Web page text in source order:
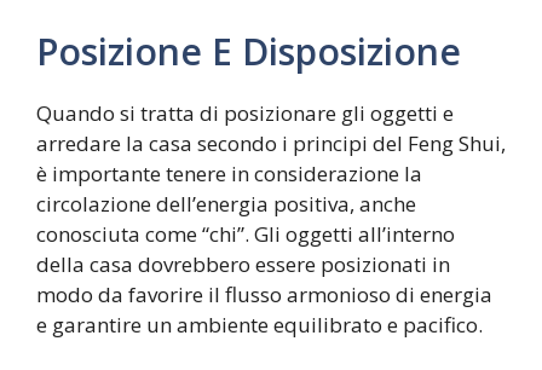
Posizione E Disposizione
Quando si tratta di posizionare gli oggetti e
arredare la casa secondo i principi del Feng Shui,
è importante tenere in considerazione la
circolazione dell’energia positiva, anche
conosciuta come “chi”. Gli oggetti all’interno
della casa dovrebbero essere posizionati in
modo da favorire il flusso armonioso di energia
e garantire un ambiente equilibrato e pacifico.